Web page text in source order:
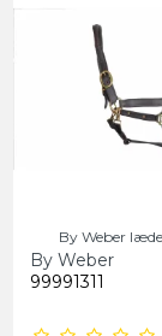
By Weber
By Weber
99991311